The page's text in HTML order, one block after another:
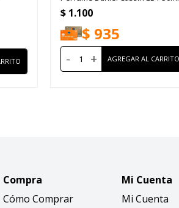
$ 1.100
$ 935
- +
Compra
Cómo Comprar
Mi Cuenta
Mi Cuenta